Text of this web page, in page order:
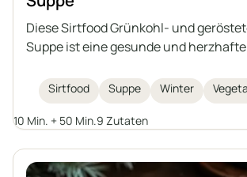
Diese Sirtfood Grünkohl- und
Suppe ist eine gesunde und
Grünkohl, Bohnen und garniert mit
Walnüssen ist sie sowohl wohltuend
köstlich.
Sirtfood Suppe Winter
10 Min. + 50 Min.9 Zutaten